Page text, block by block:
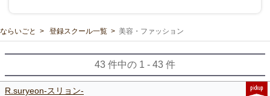
ならいごと 登録スクール一覧 美容・ファッション
43 件中の 1 - 43 件
R.suryeon-スリョン-